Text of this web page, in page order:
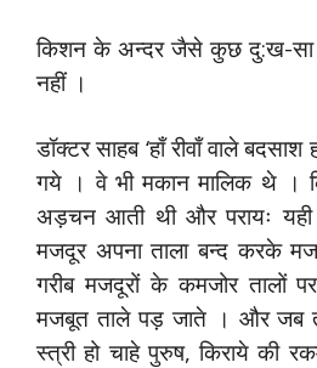
किशन के अन्दर जैसे कुछ दु:ख-सा
नहीं ।
डॉक्टर साहब ‘हाँ रीवाँ वाले
गये । वे भी मकान मालिक थे ।
अड़चन आती थी और परायः
मजदूर अपना ताला बन्द करके
गरीब मजदूरों के कमजोर तालों
मजबूत ताले पड़ जाते । और जब
स्त्री हो चाहे पुरुष, किराये की